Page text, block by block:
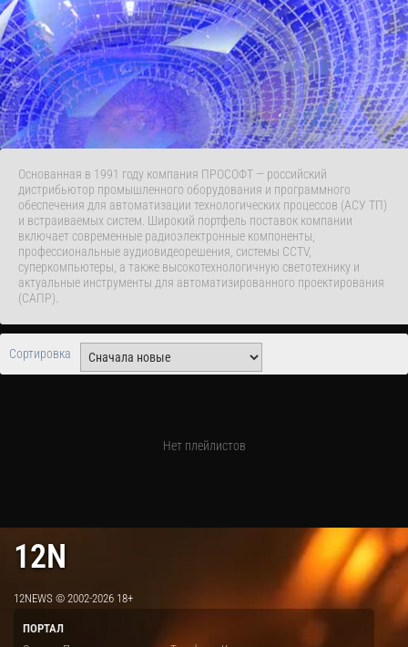
Основанная в 1991 году компания ПРОСОФТ — российский
дистрибьютор промышленного оборудования и программного
обеспечения для автоматизации технологических процессов (АСУ ТП)
и встраиваемых систем. Широкий портфель поставок компании
включает современные радиоэлектронные компоненты,
профессиональные аудиовидеорешения, системы CCTV,
суперкомпьютеры, а также высокотехнологичную светотехнику и
актуальные инструменты для автоматизированного проектирования
(САПР).
Сортировка
Нет плейлистов
12N
12NEWS © 2002-2026 18+
ПОРТАЛ